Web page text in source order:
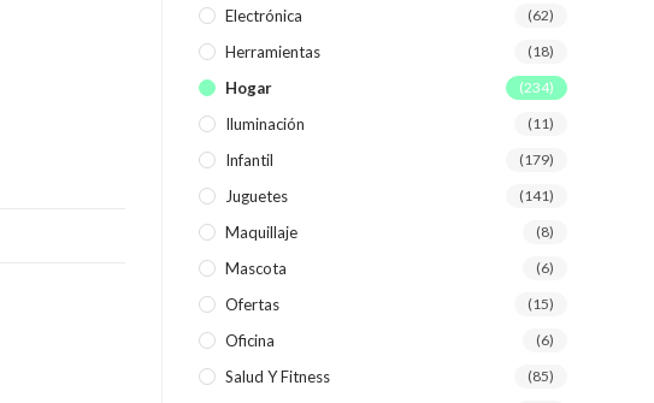
Electrónica (62)
Herramientas (18)
Hogar (234)
Iluminación (11)
Infantil (179)
Juguetes (141)
Maquillaje (8)
Mascota (6)
Ofertas (15)
Oficina (6)
Salud Y Fitness (85)